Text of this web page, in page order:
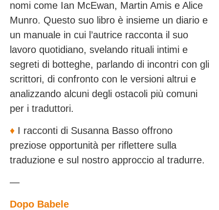
nomi come Ian McEwan, Martin Amis e Alice
Munro. Questo suo libro è insieme un diario e
un manuale in cui l’autrice racconta il suo
lavoro quotidiano, svelando rituali intimi e
segreti di botteghe, parlando di incontri con gli
scrittori, di confronto con le versioni altrui e
analizzando alcuni degli ostacoli più comuni
per i traduttori.
♦️ I racconti di Susanna Basso offrono
preziose opportunità per riflettere sulla
traduzione e sul nostro approccio al tradurre.
—
Dopo Babele